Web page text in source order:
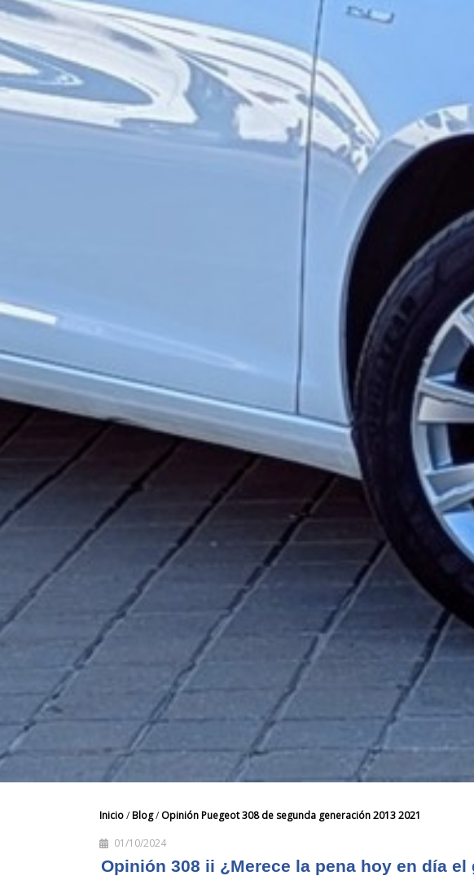
Inicio/Blog/ Opinión Puegeot 308 de segunda generación 2013 2021
01/10/2024
Opinión 308 ii ¿Merece la pena hoy en día